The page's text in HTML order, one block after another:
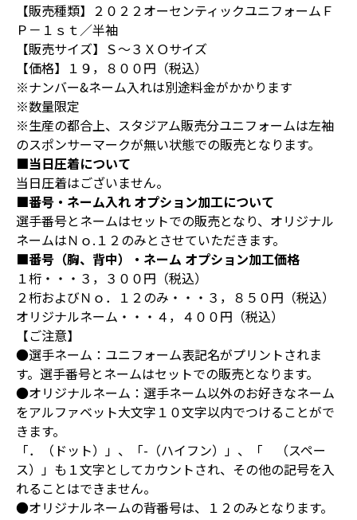
【販売種類】２０２２オーセンティックユニフォームＦ
Ｐ－１ｓｔ／半袖
【販売サイズ】Ｓ～３ＸＯサイズ
【価格】１９，８００円（税込）
※ナンバー&ネーム入れは別途料金がかかります
※数量限定
※生産の都合上、スタジアム販売分ユニフォームは左袖
のスポンサーマークが無い状態での販売となります。
■当日圧着について
当日圧着はございません。
■番号・ネーム入れ オプション加工について
選手番号とネームはセットでの販売となり、オリジナル
ネームはＮｏ.１２のみとさせていただきます。
■番号（胸、背中）・ネーム オプション加工価格
１桁・・・３，３００円（税込）
２桁およびＮｏ．１２のみ・・・３，８５０円（税込）
オリジナルネーム・・・４，４００円（税込）
【ご注意】
●選手ネーム：ユニフォーム表記名がプリントされま
す。選手番号とネームはセットでの販売となります。
●オリジナルネーム：選手ネーム以外のお好きなネーム
をアルファベット大文字１０文字以内でつけることがで
きます。
「．（ドット）」、「-（ハイフン）」、「 （スペー
ス）」も１文字としてカウントされ、その他の記号を入
れることはできません。
●オリジナルネームの背番号は、１２のみとなります。